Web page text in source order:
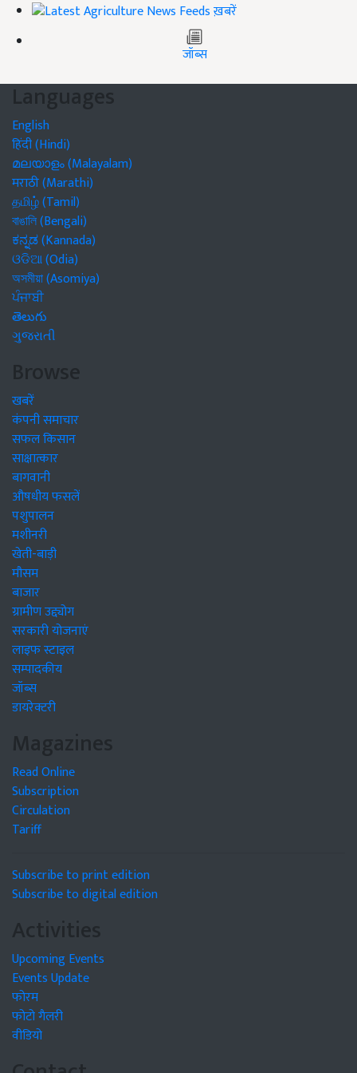
ख़बरें
जॉब्स
Languages
English
हिंदी (Hindi)
മലയാളം (Malayalam)
मराठी (Marathi)
தமிழ் (Tamil)
বাঙালি (Bengali)
ಕನ್ನಡ (Kannada)
ଓଡିଆ (Odia)
অসমীয়া (Asomiya)
ਪੰਜਾਬੀ
తెలుగు
ગુજરાતી
Browse
खबरें
कंपनी समाचार
सफल किसान
साक्षात्कार
बागवानी
औषधीय फसलें
पशुपालन
मशीनरी
खेती-बाड़ी
मौसम
बाजार
ग्रामीण उद्द्योग
सरकारी योजनाएं
लाइफ स्टाइल
सम्पादकीय
जॉब्स
डायरेक्टरी
Magazines
Read Online
Subscription
Circulation
Tariff
Subscribe to print edition
Subscribe to digital edition
Activities
Upcoming Events
Events Update
फोरम
फोटो गैलरी
वीडियो